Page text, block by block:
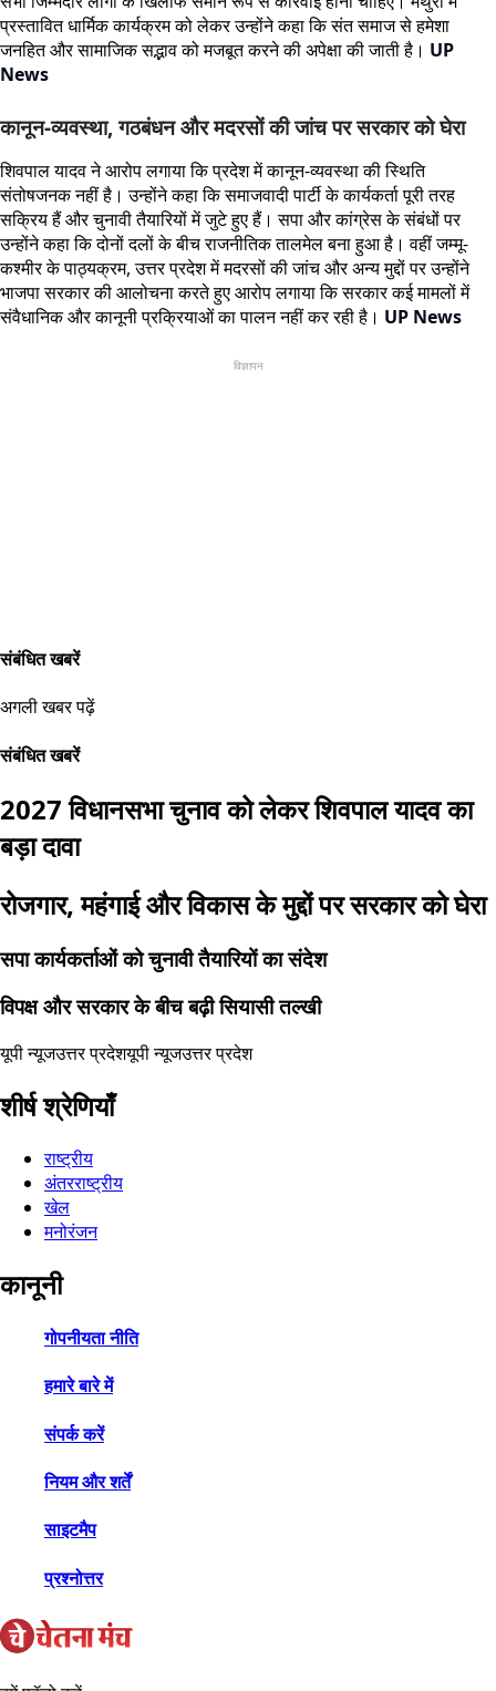
प्रस्तावित धार्मिक कार्यक्रम को लेकर उन्होंने कहा कि संत समाज से हमेशा
जनहित और सामाजिक सद्भाव को मजबूत करने की अपेक्षा की जाती है। UP
News
कानून-व्यवस्था, गठबंधन और मदरसों की जांच पर सरकार को घेरा
शिवपाल यादव ने आरोप लगाया कि प्रदेश में कानून-व्यवस्था की स्थिति
संतोषजनक नहीं है। उन्होंने कहा कि समाजवादी पार्टी के कार्यकर्ता पूरी तरह
सक्रिय हैं और चुनावी तैयारियों में जुटे हुए हैं। सपा और कांग्रेस के संबंधों पर
उन्होंने कहा कि दोनों दलों के बीच राजनीतिक तालमेल बना हुआ है। वहीं जम्मू-
कश्मीर के पाठ्यक्रम, उत्तर प्रदेश में मदरसों की जांच और अन्य मुद्दों पर उन्होंने
भाजपा सरकार की आलोचना करते हुए आरोप लगाया कि सरकार कई मामलों में
संवैधानिक और कानूनी प्रक्रियाओं का पालन नहीं कर रही है। UP News
विज्ञापन
संबंधित खबरें
अगली खबर पढ़ें
संबंधित खबरें
2027 विधानसभा चुनाव को लेकर शिवपाल यादव का
बड़ा दावा
रोजगार, महंगाई और विकास के मुद्दों पर सरकार को घेरा
सपा कार्यकर्ताओं को चुनावी तैयारियों का संदेश
विपक्ष और सरकार के बीच बढ़ी सियासी तल्खी
यूपी न्यूजउत्तर प्रदेशयूपी न्यूजउत्तर प्रदेश
शीर्ष श्रेणियाँ
राष्ट्रीय
अंतरराष्ट्रीय
खेल
मनोरंजन
कानूनी
गोपनीयता नीति
हमारे बारे में
संपर्क करें
नियम और शर्तें
साइटमैप
प्रश्नोत्तर